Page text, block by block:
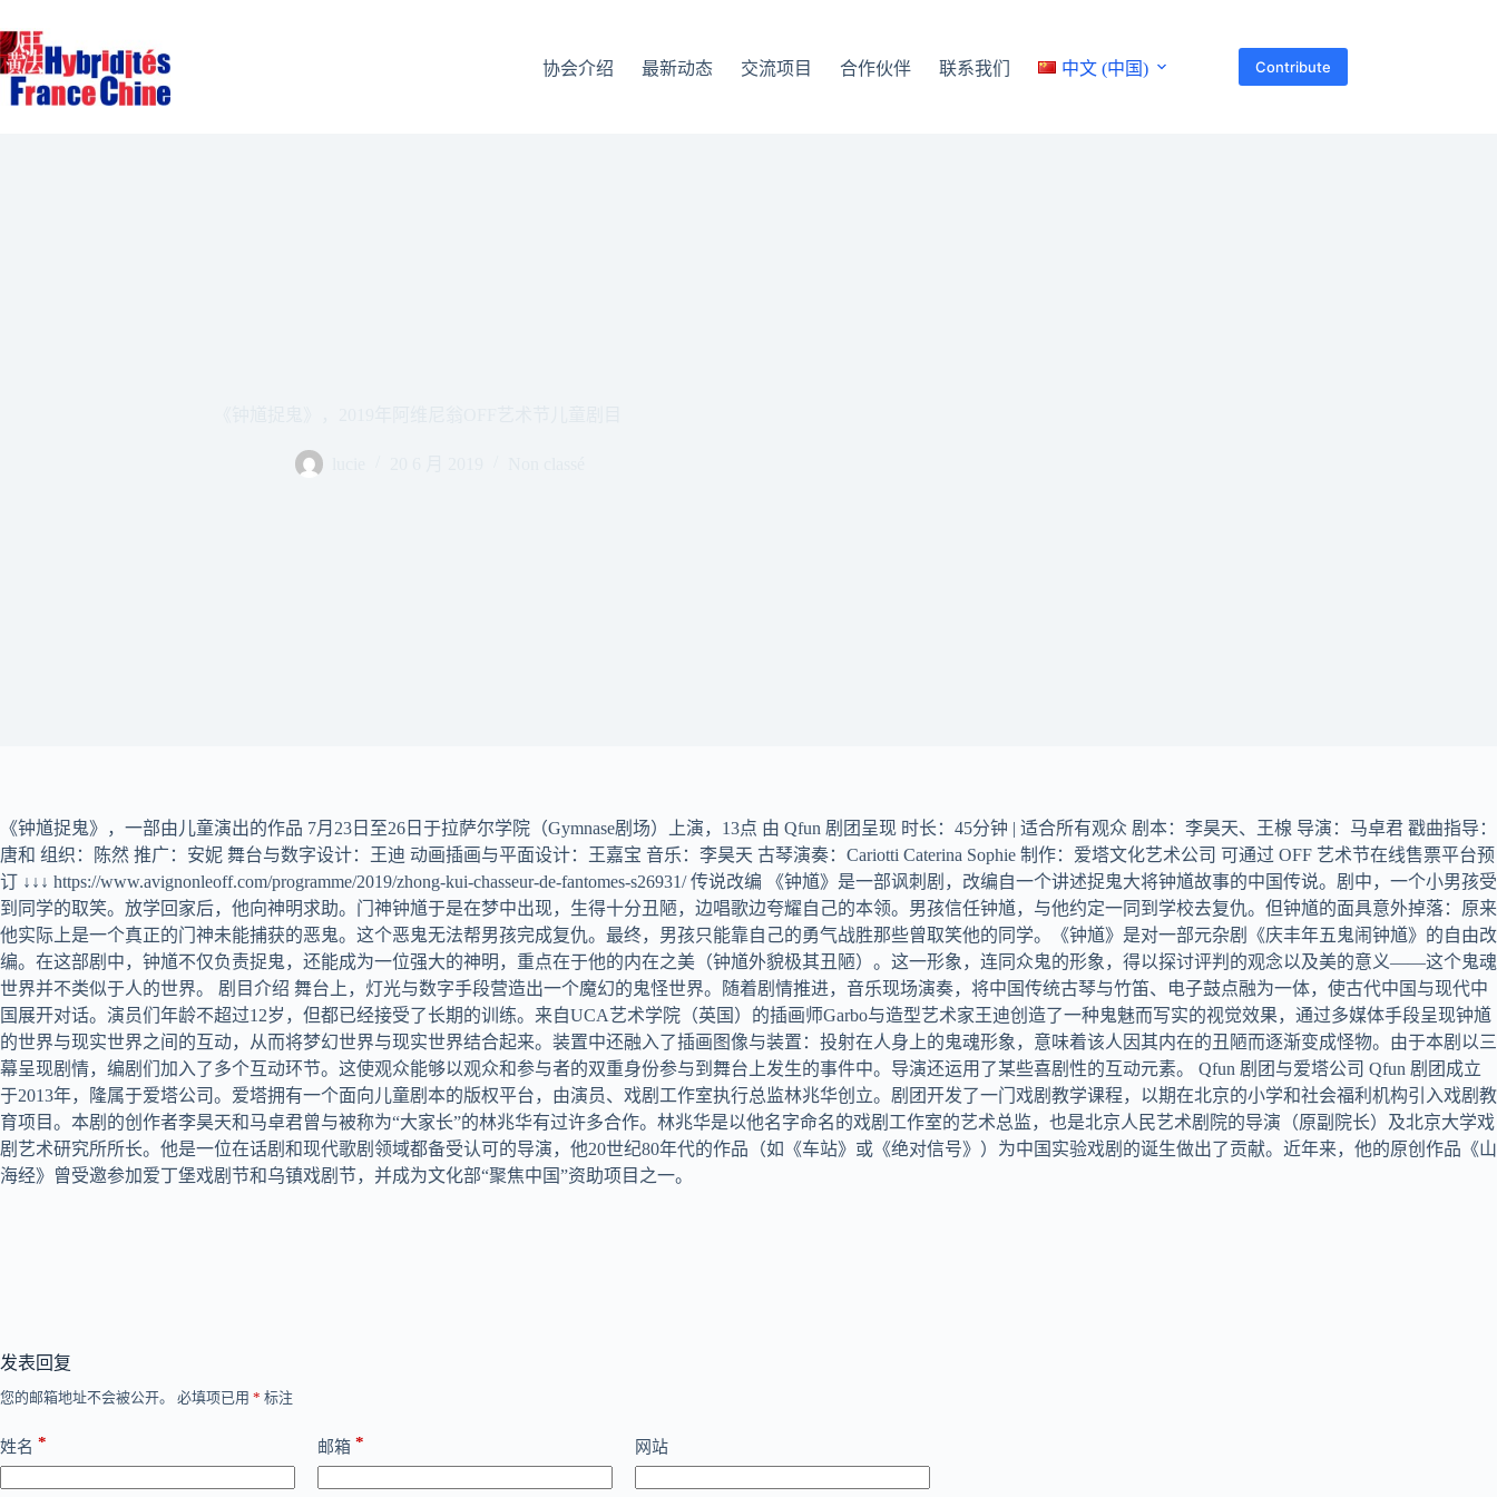
至
内
协会介绍 最新动态 交流项目 合作伙伴 联系我们 中文 (中国) Contribute
《钟馗捉鬼》，一部由儿童演出的作品 7月23日至26日于拉萨尔学院（Gymnase剧场）上演，13点 由 Qfun 剧团呈现 时长：45分钟 | 适合所有观众 剧本：李昊天、王楾 导演：马卓君 戳曲指导：
唐和 组织：陈然 推广：安妮 舞台与数字设计：王迪 动画插画与平面设计：王嘉宝 音乐：李昊天 古琴演奏：Cariotti Caterina Sophie 制作：爱塔文化艺术公司 可通过 OFF 艺术节在线售票平台预
订 ↓↓↓ https://www.avignonleoff.com/programme/2019/zhong-kui-chasseur-de-fantomes-s26931/ 传说改编 《钟馗》是一部讽刺剧，改编自一个讲述捉鬼大将钟馗故事的中国传说。剧中，一个小男孩受
到同学的取笑。放学回家后，他向神明求助。门神钟馗于是在梦中出现，生得十分丑陋，边唱歌边夸耀自己的本领。男孩信任钟馗，与他约定一同到学校去复仇。但钟馗的面具意外掉落：原来
他实际上是一个真正的门神未能捕获的恶鬼。这个恶鬼无法帮男孩完成复仇。最终，男孩只能靠自己的勇气战胜那些曾取笑他的同学。《钟馗》是对一部元杂剧《庆丰年五鬼闹钟馗》的自由改
编。在这部剧中，钟馗不仅负责捉鬼，还能成为一位强大的神明，重点在于他的内在之美（钟馗外貌极其丑陋）。这一形象，连同众鬼的形象，得以探讨评判的观念以及美的意义——这个鬼魂
世界并不类似于人的世界。 剧目介绍 舞台上，灯光与数字手段营造出一个魔幻的鬼怪世界。随着剧情推进，音乐现场演奏，将中国传统古琴与竹笛、电子鼓点融为一体，使古代中国与现代中
国展开对话。演员们年龄不超过12岁，但都已经接受了长期的训练。来自UCA艺术学院（英国）的插画师Garbo与造型艺术家王迪创造了一种鬼魅而写实的视觉效果，通过多媒体手段呈现钟馗
的世界与现实世界之间的互动，从而将梦幻世界与现实世界结合起来。装置中还融入了插画图像与装置：投射在人身上的鬼魂形象，意味着该人因其内在的丑陋而逐渐变成怪物。由于本剧以三
幕呈现剧情，编剧们加入了多个互动环节。这使观众能够以观众和参与者的双重身份参与到舞台上发生的事件中。导演还运用了某些喜剧性的互动元素。 Qfun 剧团与爱塔公司 Qfun 剧团成立
于2013年，隆属于爱塔公司。爱塔拥有一个面向儿童剧本的版权平台，由演员、戏剧工作室执行总监林兆华创立。剧团开发了一门戏剧教学课程，以期在北京的小学和社会福利机构引入戏剧教
育项目。本剧的创作者李昊天和马卓君曾与被称为“大家长”的林兆华有过许多合作。林兆华是以他名字命名的戏剧工作室的艺术总监，也是北京人民艺术剧院的导演（原副院长）及北京大学戏
剧艺术研究所所长。他是一位在话剧和现代歌剧领域都备受认可的导演，他20世纪80年代的作品（如《车站》或《绝对信号》）为中国实验戏剧的诞生做出了贡献。近年来，他的原创作品《山
海经》曾受邀参加爱丁堡戏剧节和乌镇戏剧节，并成为文化部“聚焦中国”资助项目之一。
发表回复
您的邮箱地址不会被公开。 必填项已用 * 标注
姓名 * 邮箱 * 网站